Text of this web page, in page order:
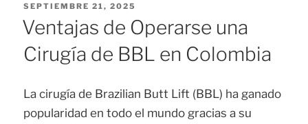
PUBLICADO
EL
SEPTIEMBRE 21, 2025
Ventajas de Operarse una
Cirugía de BBL en Colombia
La cirugía de Brazilian Butt Lift (BBL) ha ganado
popularidad en todo el mundo gracias a su